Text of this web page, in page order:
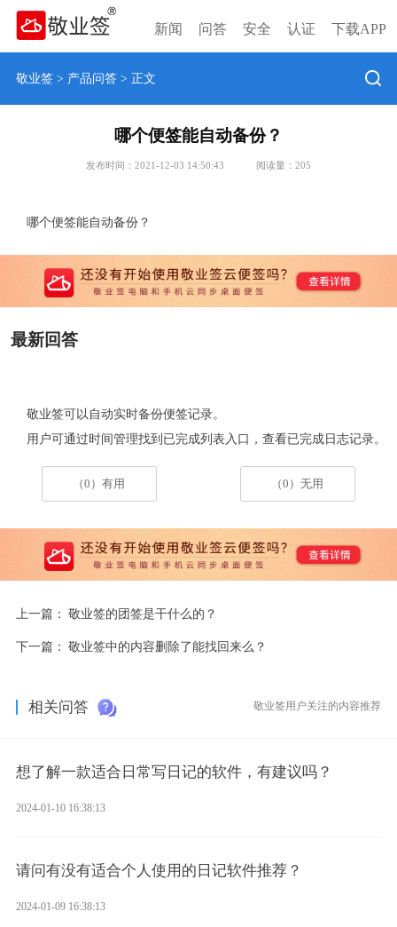
新闻 问答 安全 认证 下载APP
敬业签> 产品问答> 正文
哪个便签能自动备份？
发布时间：2021-12-03 14:50:43 阅读量： 205
哪个便签能自动备份？
最新回答
敬业签可以自动实时备份便签记录。
用户可通过时间管理找到已完成列表入口，查看已完成日志记录。
（0）有用 （0）无用
上一篇： 敬业签的团签是干什么的？
下一篇： 敬业签中的内容删除了能找回来么？
相关问答 敬业签用户关注的内容推荐
想了解一款适合日常写日记的软件，有建议吗？
2024-01-10 16:38:13
请问有没有适合个人使用的日记软件推荐？
2024-01-09 16:38:13